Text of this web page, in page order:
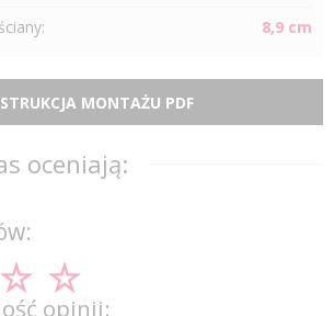
8,9 cm
MONTAŻU PDF
oceniają:
opinii: